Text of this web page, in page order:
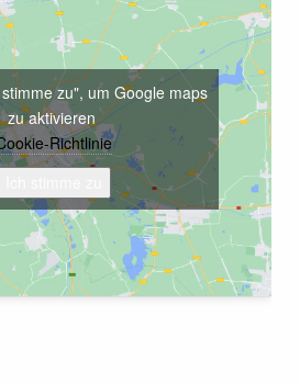
zu", um Google maps
zu aktivieren
Richtlinie